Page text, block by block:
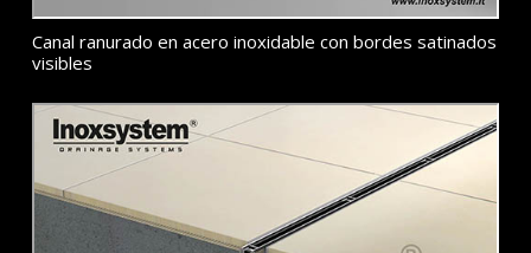
Canal ranurado en acero inoxidable con bordes satinados
visibles